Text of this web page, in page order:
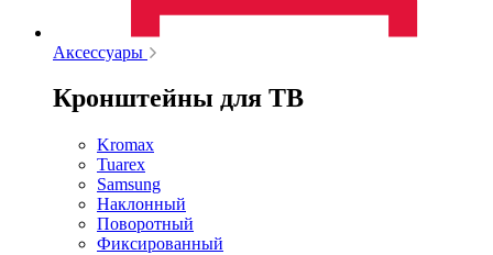
Аксессуары
Кронштейны для ТВ
Kromax
Tuarex
Samsung
Наклонный
Поворотный
Фиксированный